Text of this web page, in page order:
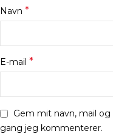
Navn *
E-mail *
Gem mit navn, mail
gang jeg kommenterer.